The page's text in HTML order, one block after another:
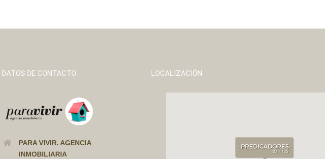
DATOS DE CONTACTO
PARA VIVIR. AGENCIA
INMOBILIARIA
LOCALIZACIÓN